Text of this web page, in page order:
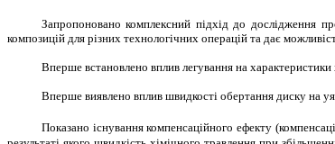
Запропоновано комплексний підхід до дослідження
композицій для різних технологічних операцій та дає
Вперше встановлено вплив легування на
Вперше виявлено вплив швидкості обертання диску на
Показано існування компенсаційного ефекту